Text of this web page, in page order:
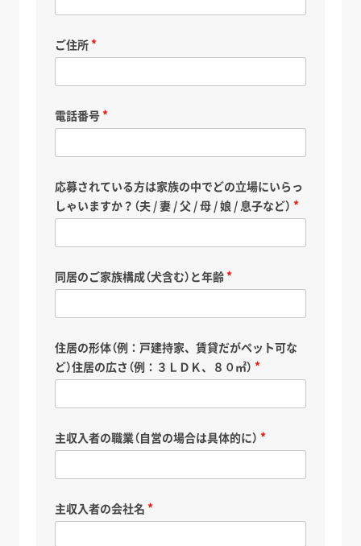
ご住所
電話番号
応募されている方は家族の中でどの立場にいらっ
しゃいますか？（夫 / 妻 / 父 / 母 / 娘 / 息子など）
同居のご家族構成（犬含む）と年齢
住居の形体（例：戸建持家、賃貸だがペット可な
ど）住居の広さ（例：３ＬＤＫ、８０㎡）
主収入者の職業（自営の場合は具体的に）
主収入者の会社名